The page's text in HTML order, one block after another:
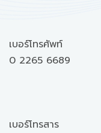
เบอร์โทรศัพท์
0 2265 6689
เบอร์โทรสาร